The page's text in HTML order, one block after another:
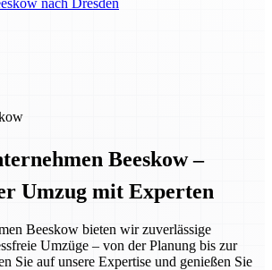
nach Dresden
Beeskow –
Umzug mit Experten
Beeskow bieten wir zuverlässige
Umzüge – von der Planung bis zur
Sie auf unsere Expertise und genießen Sie